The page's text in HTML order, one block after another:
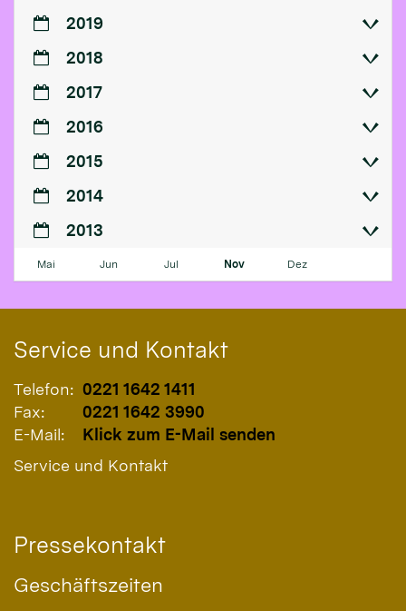
2019
2018
2017
2016
2015
2014
2013
Mai Jun Jul Nov Dez
Service und Kontakt
Telefon: 0221 1642 1411
Fax:
0221 1642 3990
E-Mail:
Klick zum E-Mail senden
Service und Kontakt
Pressekontakt
Geschäftszeiten